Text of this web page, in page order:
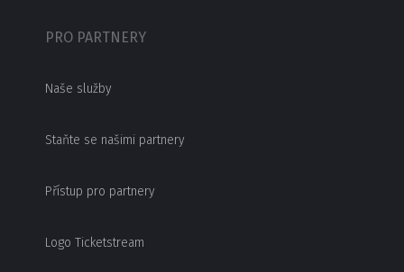
PRO PARTNERY
Naše služby
Staňte se našimi partnery
Přístup pro partnery
Logo Ticketstream